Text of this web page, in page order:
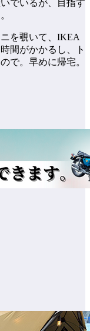
でいるが、目指す
を覗いて、IKEA
間がかかるし、ト
で。早めに帰宅。